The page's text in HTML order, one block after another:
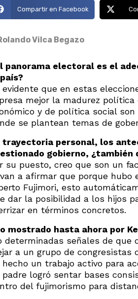
Compartir en Facebook
Vilca Begazo
panorama electoral es el
evidente que en estas
mejor la madurez
y de política social
se plantean temas de
trayectoria personal, los
gobierno,
su puesto, creo que son un
a afirmar que porque hubo
Fujimori, esto
dar la posibilidad a los hijos
en términos concretos.
mostrado hasta ahora por
determinadas señales de
a un grupo de congresistas
hecho un trabajo activo para
padre logró sentar bases
del fujimorismo para